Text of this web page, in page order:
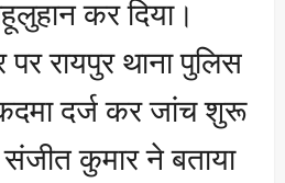
कर दिया।
पर रायपुर थाना पुलिस
दर्ज कर जांच शुरू
कुमार ने बताया